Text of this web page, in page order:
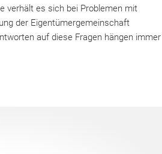
verhält es sich bei Problemen mit
der Eigentümergemeinschaft
auf diese Fragen hängen immer